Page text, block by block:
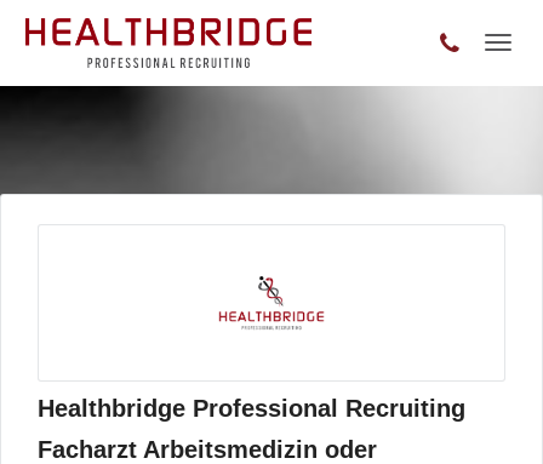
Healthbridge Professional Recruiting
Facharzt Arbeitsmedizin oder